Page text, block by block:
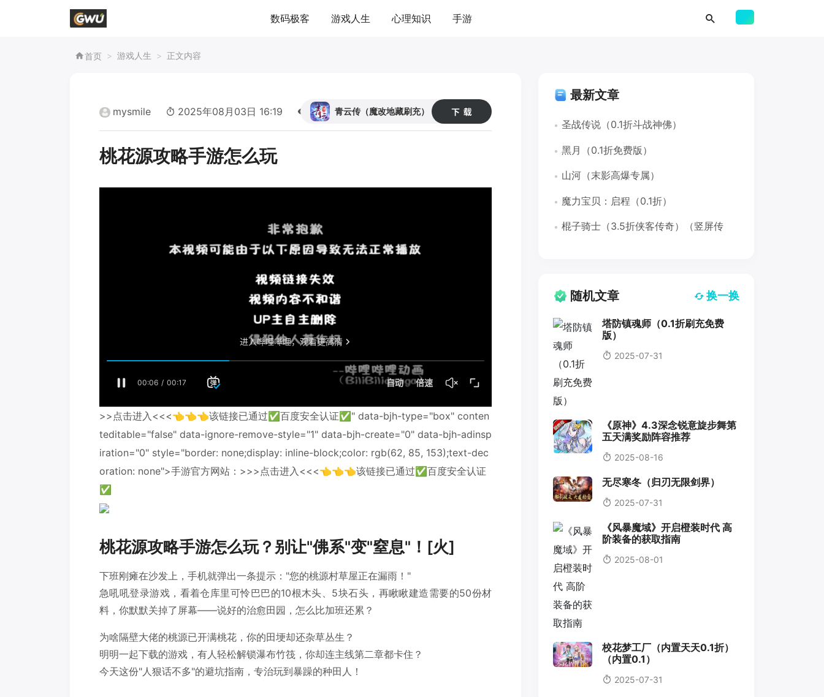
数码极客 游戏人生 心理知识 手游
首页 游戏人生 正文内容
mysmile 2025年08月03日 16:19 48 青云传（魔改地藏刷充）
桃花源攻略手游怎么玩
>>点击进入<<<👈👈👈该链接已通过✅百度安全认证✅" data-bjh-type="box" conten
teditable="false" data-ignore-remove-style="1" data-bjh-create="0" data-bjh-adinsp
iration="0" style="border: none;display: inline-block;color: rgb(62, 85, 153);text-dec
oration: none">手游官方网站：>>>点击进入<<<👈👈👈该链接已通过✅百度安全认证
✅
桃花源攻略手游怎么玩？别让"佛系"变"窒息"！[火]
下班刚瘫在沙发上，手机就弹出一条提示："您的桃源村草屋正在漏雨！"
急吼吼登录游戏，看着仓库里可怜巴巴的10根木头、5块石头，再瞅瞅建造需要的50份材
料，你默默关掉了屏幕——说好的治愈田园，怎么比加班还累？
为啥隔壁大佬的桃源已开满桃花，你的田埂却还杂草丛生？
明明一起下载的游戏，有人轻松解锁瀑布竹筏，你却连主线第二章都卡住？
今天这份"人狠话不多"的避坑指南，专治玩到暴躁的种田人！
最新文章
圣战传说（0.1折斗战神佛）
黑月（0.1折免费版）
山河（末影高爆专属）
魔力宝贝：启程（0.1折）
棍子骑士（3.5折侠客传奇）（竖屏传
随机文章 换一换
塔防镇魂师（0.1折刷充免费
版）
2025-07-31
《原神》4.3深念锐意旋步舞第
五天满奖励阵容推荐
2025-08-16
无尽寒冬（归刃无限剑界）
2025-07-31
《风暴魔域》开启橙装时代 高
阶装备的获取指南
2025-08-01
校花梦工厂（内置天天0.1折）
（内置0.1）
2025-07-31